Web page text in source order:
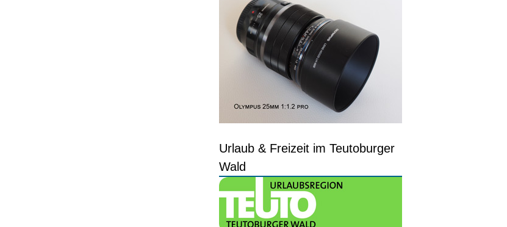
Urlaub & Freizeit im Teutoburger
Wald